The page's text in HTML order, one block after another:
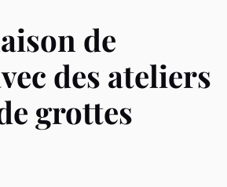
de
des ateliers
grottes